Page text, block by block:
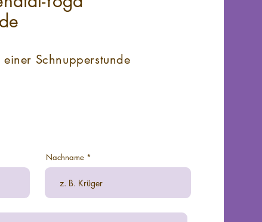
Schnupperstunde
Nachname